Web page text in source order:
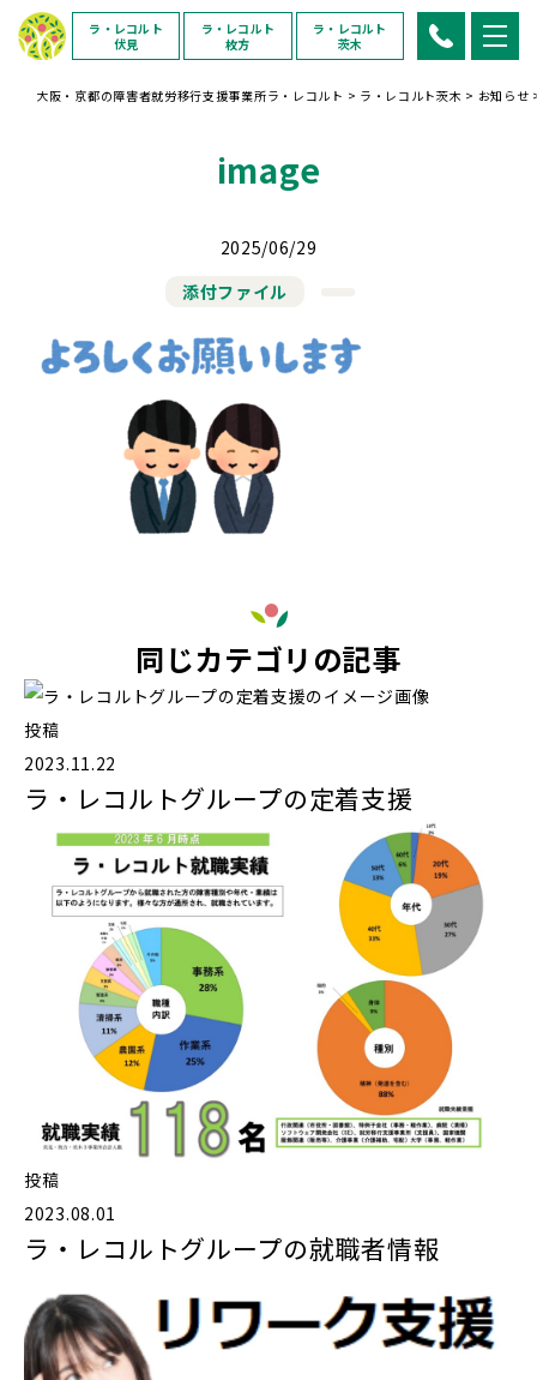
ラ・レコルト
伏見
ラ・レコルト
枚方
ラ・レコルト
茨木
大阪・京都の障害者就労移行支援事業所ラ・レコルト > ラ・レコルト茨木 > お知らせ
image
2025/06/29
添付ファイル
同じカテゴリの記事
投稿
2023.11.22
ラ・レコルトグループの定着支援
投稿
2023.08.01
ラ・レコルトグループの就職者情報